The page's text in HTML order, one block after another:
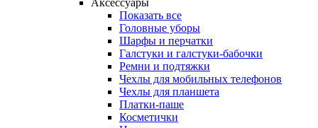
Аксессуары
Показать все
Головные уборы
Шарфы и перчатки
Галстуки и галстуки-бабочки
Ремни и подтяжки
Чехлы для мобильных телефонов
Чехлы для планшета
Платки-паше
Косметички